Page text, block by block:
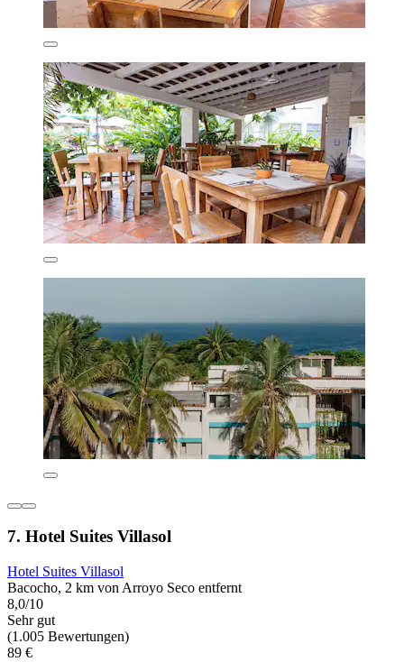
7. Hotel Suites Villasol
Hotel Suites Villasol
Bacocho, 2 km von Arroyo Seco entfernt
8,0/10
Sehr gut
(1.005 Bewertungen)
89 €